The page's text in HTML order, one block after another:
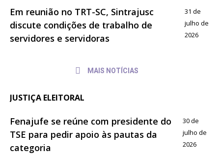
Em reunião no TRT-SC, Sintrajusc
discute condições de trabalho de
servidores e servidoras
31 de
julho de
2026
MAIS NOTÍCIAS
JUSTIÇA ELEITORAL
Fenajufe se reúne com presidente do
TSE para pedir apoio às pautas da
categoria
30 de
julho de
2026